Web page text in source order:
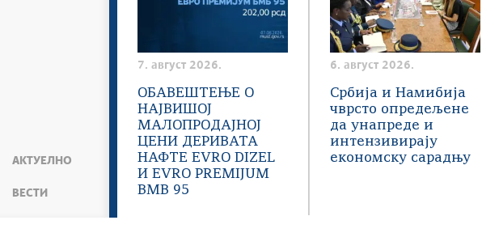
АКТУЕЛНО
ВЕСТИ
7. август 2026.
ОБАВЕШТЕЊЕ О
НАЈВИШОЈ
МАЛОПРОДАЈНОЈ
ЦЕНИ ДЕРИВАТА
НАФТЕ EVRO DIZEL
И EVRO PREMIJUM
BMB 95
6. август 2026.
Србија и Намибија
чврсто опредељене
да унапреде и
интензивирају
економску сарадњу